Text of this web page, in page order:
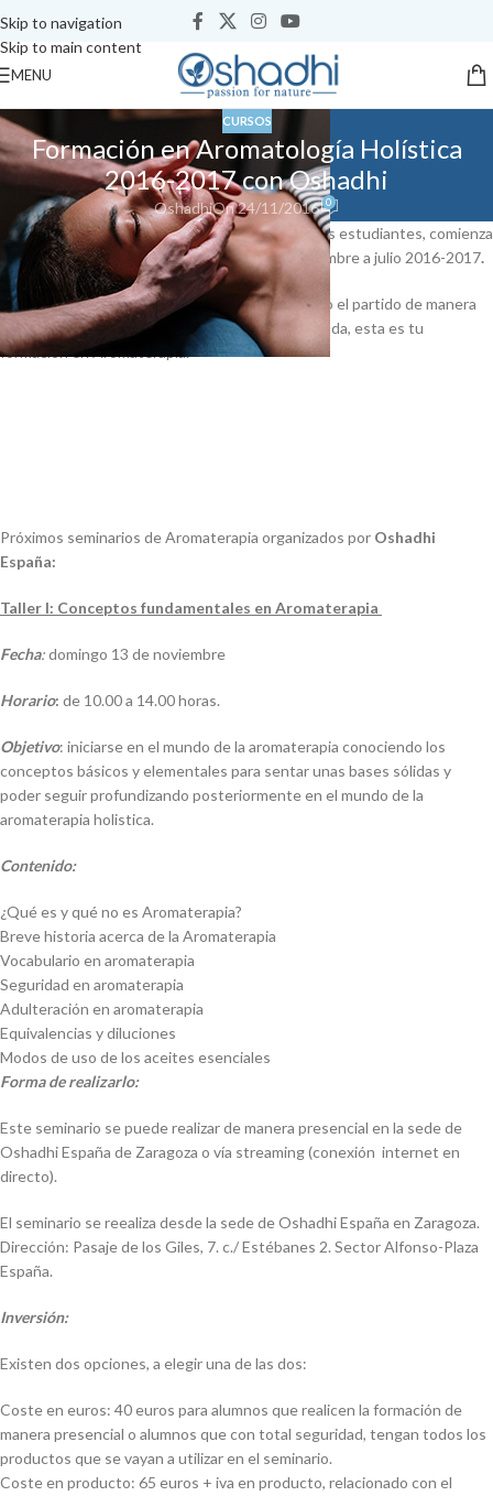
Skip to navigation
Skip to main content
MENU
CURSOS
Formación en Aromatología Holística
2016-2017 con Oshadhi
OshadhiOn 24/11/2016 0
Un año más, llenos de ilusión y nuestros queridos estudiantes, comienza
la formación en Aromaterapia Holística de noviembre a julio 2016-2017.
Si quieres conocer la aromaterapia y sacarle todo el partido de manera
rigurosa pero sin olvidar su parte holística, sin duda, esta es tu
formación en Aromaterapia.
Próximos seminarios de Aromaterapia organizados por Oshadhi
España:
Taller I: Conceptos fundamentales en Aromaterapia
Fecha:domingo 13 de noviembre
Horario: de 10.00 a 14.00 horas.
Objetivo: iniciarse en el mundo de la aromaterapia conociendo los
conceptos básicos y elementales para sentar unas bases sólidas y
poder seguir profundizando posteriormente en el mundo de la
aromaterapia holistica.
Contenido:
¿Qué es y qué no es Aromaterapia?
Breve historia acerca de la Aromaterapia
Vocabulario en aromaterapia
Seguridad en aromaterapia
Adulteración en aromaterapia
Equivalencias y diluciones
Modos de uso de los aceites esenciales
Forma de realizarlo:
Este seminario se puede realizar de manera presencial en la sede de
Oshadhi España de Zaragoza o vía streaming (conexión internet en
directo).
El seminario se reealiza desde la sede de Oshadhi España en Zaragoza.
Dirección: Pasaje de los Giles, 7. c./ Estébanes 2. Sector Alfonso-Plaza
España.
Inversión:
Existen dos opciones, a elegir una de las dos:
Coste en euros: 40 euros para alumnos que realicen la formación de
manera presencial o alumnos que con total seguridad, tengan todos los
productos que se vayan a utilizar en el seminario.
Coste en producto: 65 euros + iva en producto, relacionado con el